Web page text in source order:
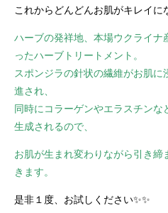
これからどんどんお肌がキレイに
ハーブの発祥地、本場ウクライナ
ったハーブトリートメント。
スポンジラの針状の繊維がお肌
進され、
同時にコラーゲンやエラスチンな
生成されるので、
お肌が生まれ変わりながら引き
きます。
是非１度、お試しください✨✨